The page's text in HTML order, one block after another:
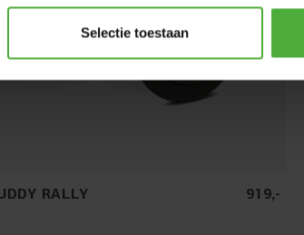
Selectie toestaan
RALLY 919,-